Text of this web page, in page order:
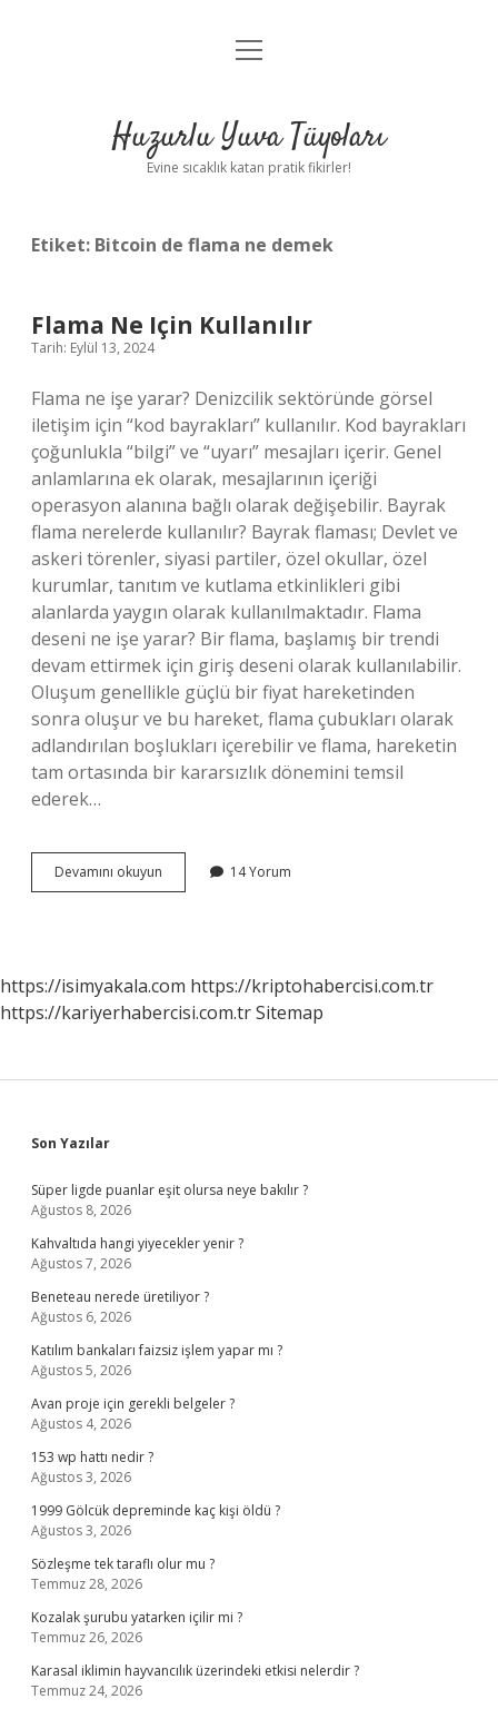
Anasayfa
Yasal Uyarı
menüyü
Huzurlu Yuva Tüyoları
Evine sıcaklık katan pratik fikirler!
Etiket: Bitcoin de flama ne demek
Flama Ne Için Kullanılır
Tarih: Eylül 13, 2024
Flama ne işe yarar? Denizcilik sektöründe görsel
iletişim için “kod bayrakları” kullanılır. Kod bayrakları
çoğunlukla “bilgi” ve “uyarı” mesajları içerir. Genel
anlamlarına ek olarak, mesajlarının içeriği
operasyon alanına bağlı olarak değişebilir. Bayrak
flama nerelerde kullanılır? Bayrak flaması; Devlet ve
askeri törenler, siyasi partiler, özel okullar, özel
kurumlar, tanıtım ve kutlama etkinlikleri gibi
alanlarda yaygın olarak kullanılmaktadır. Flama
deseni ne işe yarar? Bir flama, başlamış bir trendi
devam ettirmek için giriş deseni olarak kullanılabilir.
Oluşum genellikle güçlü bir fiyat hareketinden
sonra oluşur ve bu hareket, flama çubukları olarak
adlandırılan boşlukları içerebilir ve flama, hareketin
tam ortasında bir kararsızlık dönemini temsil
ederek…
Devamını okuyun
Ne
14 Yorum
https://isimyakala.com https://kriptohabercisi.com.tr
https://kariyerhabercisi.com.trSitemap
Sidebar
Son Yazılar
Süper ligde puanlar eşit olursa neye bakılır ?
Ağustos 8, 2026
Kahvaltıda hangi yiyecekler yenir ?
Ağustos 7, 2026
Beneteau nerede üretiliyor ?
Ağustos 6, 2026
Katılım bankaları faizsiz işlem yapar mı ?
Ağustos 5, 2026
Avan proje için gerekli belgeler ?
Ağustos 4, 2026
153 wp hattı nedir ?
Ağustos 3, 2026
1999 Gölcük depreminde kaç kişi öldü ?
Ağustos 3, 2026
Sözleşme tek taraflı olur mu ?
Temmuz 28, 2026
Kozalak şurubu yatarken içilir mi ?
Temmuz 26, 2026
Karasal iklimin hayvancılık üzerindeki etkisi nelerdir ?
Temmuz 24, 2026